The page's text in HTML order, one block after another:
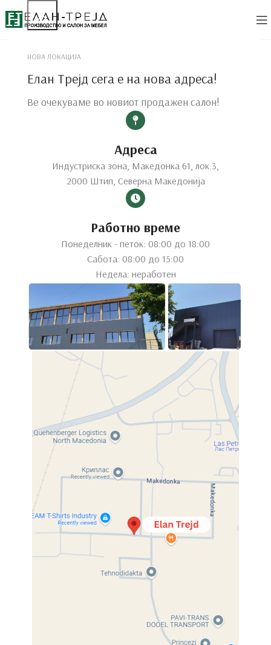
НОВА ЛОКАЦИЈА
Елан Трејд сега е на нова адреса!
Ве очекуваме во новиот продажен салон!
Адреса
Индустриска зона, Македонка 61, лок.3,
2000 Штип, Северна Македонија
Работно време
Понеделник - петок: 08:00 до 18:00
Сабота: 08:00 до 15:00
Недела: неработен
Дизајн на ентериер,
производство и
трговија на мебел.
ЕЛАН-ТРЕЈД ви нуди идеално решение за вашиот простор
ДОЗНАЈТЕ ПОВЕЌЕ
Дизајн на ентериер,
производство и
трговија на мебел.
ЕЛАН-ТРЕЈД ви нуди идеално решение за вашиот простор
ДОЗНАЈТЕ ПОВЕЌЕ
Дизајн на ентериер,
производство и
трговија на мебел.
ЕЛАН-ТРЕЈД ви нуди идеално решение за вашиот простор
ДОЗНАЈТЕ ПОВЕЌЕ
02 03
Што работиме?
Овде ги собравме нашите избрани проекти